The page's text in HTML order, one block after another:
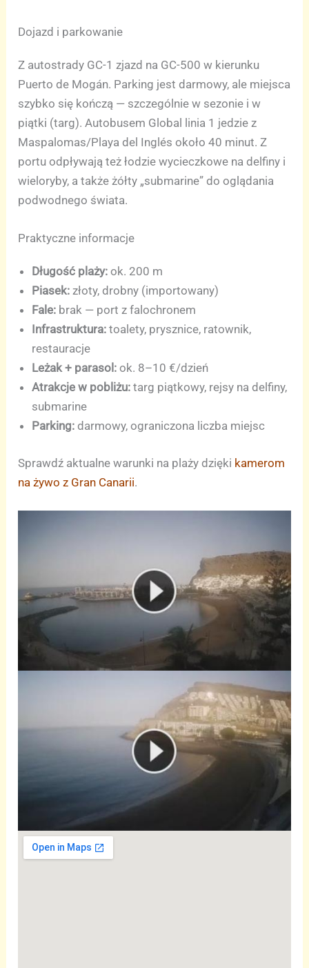
Dojazd i parkowanie
Z autostrady GC-1 zjazd na GC-500 w kierunku
Puerto de Mogán. Parking jest darmowy, ale miejsca
szybko się kończą — szczególnie w sezonie i w
piątki (targ). Autobusem Global linia 1 jedzie z
Maspalomas/Playa del Inglés około 40 minut. Z
portu odpływają też łodzie wycieczkowe na delfiny i
wieloryby, a także żółty „submarine” do oglądania
podwodnego świata.
Praktyczne informacje
Długość plaży: ok. 200 m
Piasek: złoty, drobny (importowany)
Fale: brak — port z falochronem
Infrastruktura: toalety, prysznice, ratownik,
restauracje
Leżak + parasol: ok. 8–10 €/dzień
Atrakcje w pobliżu: targ piątkowy, rejsy na delfiny,
submarine
Parking: darmowy, ograniczona liczba miejsc
Sprawdź aktualne warunki na plaży dzięki kamerom
na żywo z Gran Canarii.